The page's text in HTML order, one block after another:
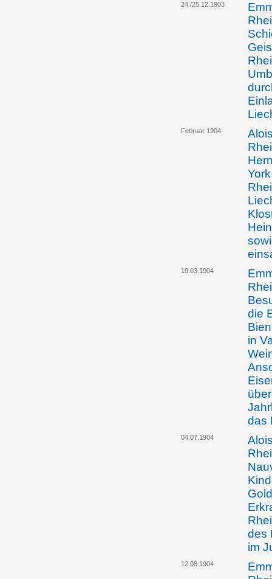
24./25.12.1903
Februar 1904
19.03.1904
die
in
das
04.07.1904
des
im
12.08.1904